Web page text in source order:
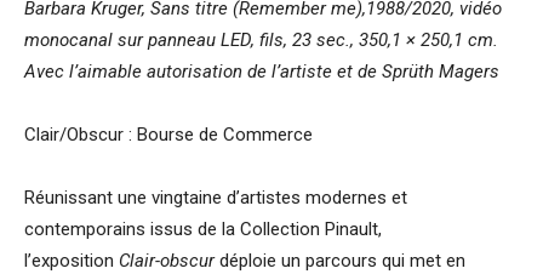
Barbara Kruger, Sans titre (Remember me),1988/2020, vidéo
monocanal sur panneau LED, fils, 23 sec., 350,1 × 250,1 cm.
Avec l’aimable autorisation de l’artiste et de Sprüth Magers
Clair/Obscur : Bourse de Commerce
Réunissant une vingtaine d’artistes modernes et
contemporains issus de la Collection Pinault,
l’exposition Clair-obscur déploie un parcours qui met en